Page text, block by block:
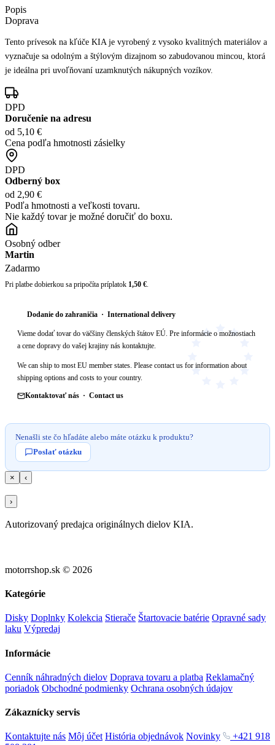
Popis
Doprava
Tento prívesok na kľúče KIA je vyrobený z vysoko kvalitných materiálov a
vyznačuje sa odolným a štýlovým dizajnom so zabudovanou mincou, ktorá
je ideálna pri uvoľňovaní uzamknutých nákupných vozíkov.
DPD
Doručenie na adresu
od 5,10 €
Cena podľa hmotnosti zásielky
DPD
Odberný box
od 2,90 €
Podľa hmotnosti a veľkosti tovaru.
Nie každý tovar je možné doručiť do boxu.
Osobný odber
Martin
Zadarmo
Pri platbe dobierkou sa pripočíta príplatok 1,50 €.
Dodanie do zahraničia · International delivery
Vieme dodať tovar do väčšiny členských štátov EÚ. Pre informácie o možnostiach
a cene dopravy do vašej krajiny nás kontaktujte.
We can ship to most EU member states. Please contact us for information about
shipping options and costs to your country.
Kontaktovať nás · Contact us
Nenašli ste čo hľadáte alebo máte otázku k produktu?
Poslať otázku
× ‹
›
Autorizovaný predajca originálnych dielov KIA.
motorrshop.sk © 2026
Kategórie
Disky Doplnky Kolekcia Stierače Štartovacie batérie Opravné sady
laku Výpredaj
Informácie
Cenník náhradných dielov Doprava tovaru a platba Reklamačný
poriadok Obchodné podmienky Ochrana osobných údajov
Zákaznícky servis
Kontaktujte nás Môj účet História objednávok Novinky
+421 918